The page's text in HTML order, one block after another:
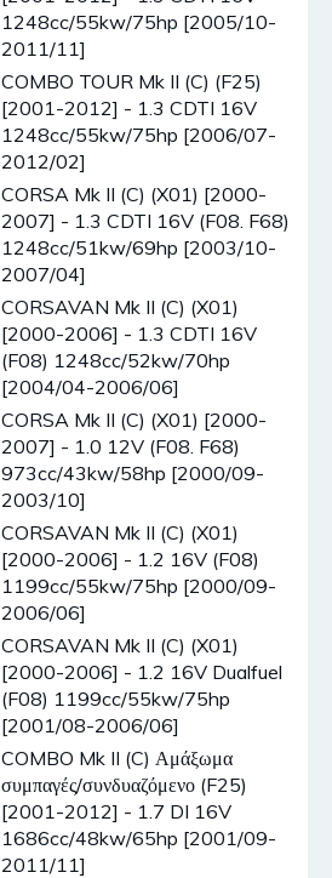
1248cc/55kw/75hp [2005/10-
2011/11]
COMBO TOUR Mk II (C) (F25)
[2001-2012] - 1.3 CDTI 16V
1248cc/55kw/75hp [2006/07-
2012/02]
CORSA Mk II (C) (X01) [2000-
2007] - 1.3 CDTI 16V (F08. F68)
1248cc/51kw/69hp [2003/10-
2007/04]
CORSAVAN Mk II (C) (X01)
[2000-2006] - 1.3 CDTI 16V
(F08) 1248cc/52kw/70hp
[2004/04-2006/06]
CORSA Mk II (C) (X01) [2000-
2007] - 1.0 12V (F08. F68)
973cc/43kw/58hp [2000/09-
2003/10]
CORSAVAN Mk II (C) (X01)
[2000-2006] - 1.2 16V (F08)
1199cc/55kw/75hp [2000/09-
2006/06]
CORSAVAN Mk II (C) (X01)
[2000-2006] - 1.2 16V Dualfuel
(F08) 1199cc/55kw/75hp
[2001/08-2006/06]
COMBO Mk II (C) Αμάξωμα
συμπαγές/συνδυαζόμενο (F25)
[2001-2012] - 1.7 DI 16V
1686cc/48kw/65hp [2001/09-
2011/11]